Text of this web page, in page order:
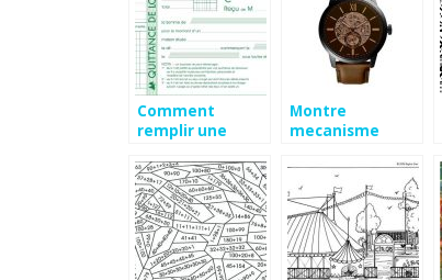
Comment
remplir une
loyer
Montre
mecanisme